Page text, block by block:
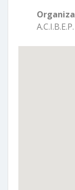
A.C.I.B.E.P.